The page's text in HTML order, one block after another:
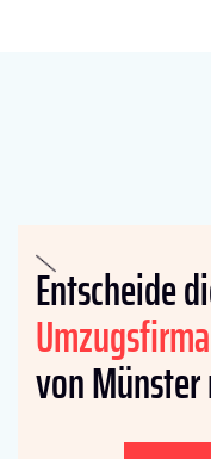
Entscheide
Umzugsfirma
von